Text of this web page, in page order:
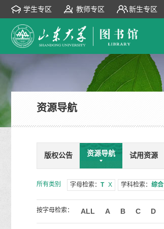
学生专区 教师专区 新生专区
资源导航
版权公告 资源导航 试用资源
所有类别 字母检索： T X 学科检索： 综合
按字母检索： ALL A B C D